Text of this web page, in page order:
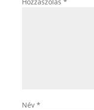
Név *